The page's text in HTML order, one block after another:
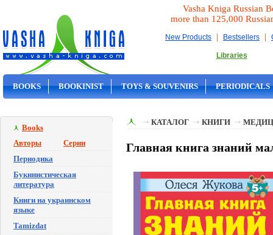
Vasha Kniga Russian
more than 125,000
New Products | Bestsellers |
Libraries
BOOKS BOOKINIST TOYS & SOUVENIRS PERIODICALS
Books
Авторы
Серии
Периодика
Букинистическая
литература
Книги на украинском
языке
Tamizdat
КАТАЛОГ КНИГИ
Главная книга знаний